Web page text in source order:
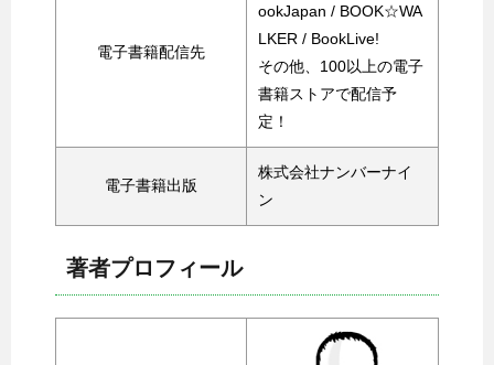
電子書籍配信先
ookJapan / BOOK☆WA
LKER / BookLive!
その他、100以上の電子
書籍ストアで配信予
定！
電子書籍出版
株式会社ナンバーナイ
ン
著者プロフィール